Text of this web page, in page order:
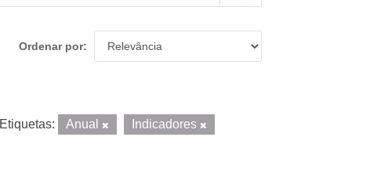
Ordenar por
Etiquetas: Anual
Indicadores